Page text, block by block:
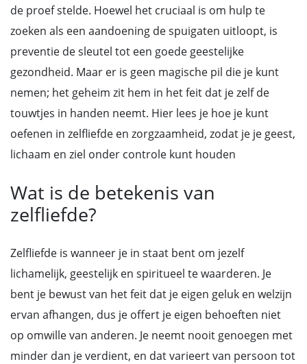
de proef stelde. Hoewel het cruciaal is om hulp te
zoeken als een aandoening de spuigaten uitloopt, is
preventie de sleutel tot een goede geestelijke
gezondheid. Maar er is geen magische pil die je kunt
nemen; het geheim zit hem in het feit dat je zelf de
touwtjes in handen neemt. Hier lees je hoe je kunt
oefenen in zelfliefde en zorgzaamheid, zodat je je geest,
lichaam en ziel onder controle kunt houden
Wat is de betekenis van
zelfliefde?
Zelfliefde is wanneer je in staat bent om jezelf
lichamelijk, geestelijk en spiritueel te waarderen. Je
bent je bewust van het feit dat je eigen geluk en welzijn
ervan afhangen, dus je offert je eigen behoeften niet
op omwille van anderen. Je neemt nooit genoegen met
minder dan je verdient, en dat varieert van persoon tot